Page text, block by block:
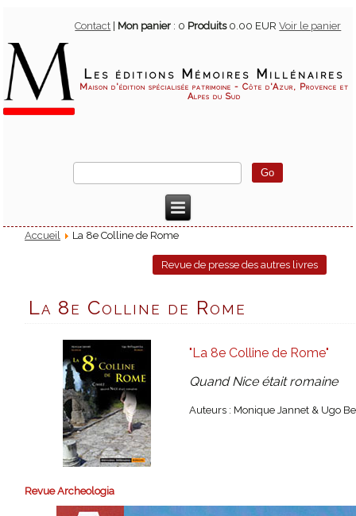
Contact Mon panier : 0 Produits 0.00 EURVoir le panier
Les éditions Mémoires Millénaires
Maison d'édition spécialisée patrimoine - Côte d'Azur, Provence et
Alpes du Sud
Accueil La 8e Colline de Rome
Revue de presse des autres livres
La 8e Colline de Rome
"La 8e Colline de Rome"
Quand Nice était romaine
Auteurs : Monique Jannet & Ugo
Revue Archeologia